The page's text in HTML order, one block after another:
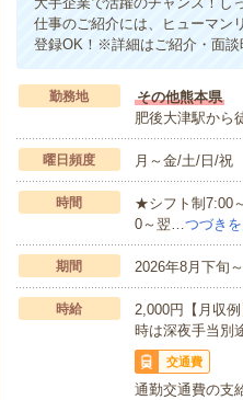
仕事のご紹介には、ヒューマン
登録OK！※詳細はご紹介・面談
勤務地
その他熊本県
肥後大津駅から
曜日頻度 月～金/土/日/祝
時間
★シフト制7:00
0～翌…つづき
期間 2026年8月下旬
時給
2,000円【月収
時は深夜手当別
交通費
通勤交通費の支